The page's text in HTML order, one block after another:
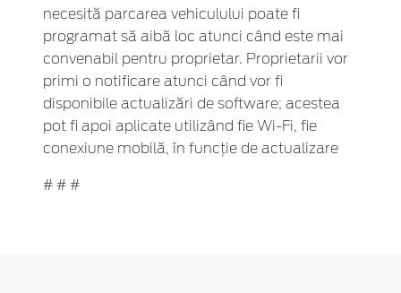
necesită parcarea vehiculului poate fi
programat să aibă loc atunci când este mai
convenabil pentru proprietar. Proprietarii vor
primi o notificare atunci când vor fi
disponibile actualizări de software; acestea
pot fi apoi aplicate utilizând fie Wi-Fi, fie
conexiune mobilă, în funcție de actualizare
# # #